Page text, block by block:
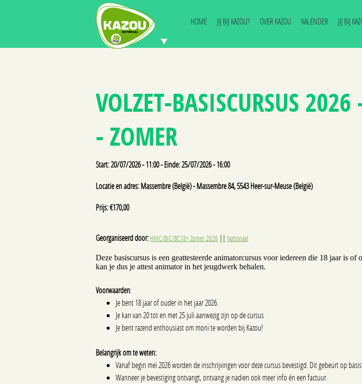
HOME JIJ BIJ KAZOU? OVER KAZOU KALENDER JIJ BIJ
VOLZET-BASISCURSUS
- ZOMER
Start: 20/07/2026 - 11:00 - Einde: 25/07/2026 - 16:00
Locatie en adres: Massembre (België) - Massembre 84, 5543 Heer-sur-Meuse (België)
Prijs: €170,00
Georganiseerd door: HMC/BIC/BC18+ Zomer 2026 || Nationaal
Deze basiscursus is een geattesteerde animatorcursus voor iedereen die 18 jaar is
kan je dus je attest animator in het jeugdwerk behalen.
Voorwaarden:
Je bent 18 jaar of ouder in het jaar 2026.
Je kan van 20 tot en met 25 juli aanwezig zijn op de cursus
Je bent razend enthousiast om moni te worden bij Kazou!
Belangrijk om te weten:
Vanaf begin mei 2026 worden de inschrijvingen voor deze cursus bevestigd. Dit gebeurt op
Wanneer je bevestiging ontvangt, ontvang je nadien ook meer info én een factuur.